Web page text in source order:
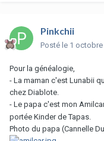
Pinkchii
Posté le 1
Pour la généalogie,
- La maman c'est Lunabii
chez Diablote.
- Le papa c'est mon
portée Kinder de Tapas.
Photo du papa (Cannelle